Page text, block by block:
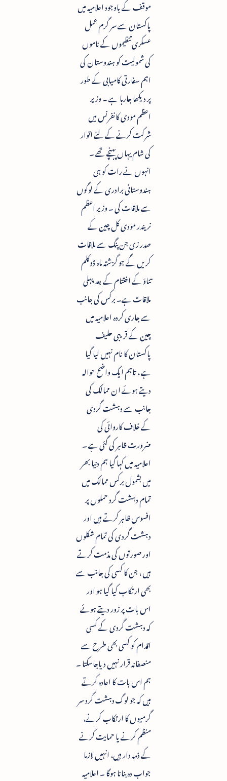
موقف کے باوجود اعلامیہ میں
پاکستان سے سر گرم عمل
عسکری تنظیموں کے ناموں
کی شمولیت کو ہندوستان کی
اہم سفارتی کامیابی کے طور
پر دیکھا جارہا ہے ۔ وزیر
اعظم مودی کانفرنس میں
شرکت کرنے کے لئے اتوار
کی شام یہاں پہنچے تھے ۔
انہوں نے رات کو ہی
ہندوستانی برادری کے لوگوں
سے ملاقات کی ۔ وزیر اعظم
نریندر مودی کل چین کے
صدر زی جن پنگ سے ملاقات
کریں گے جو گزشتہ ماہ ڈوکلم
تناؤ کے اختتام کے بعد پہلی
ملاقات ہے۔ برکس کی جانب
سے جاری کردہ اعلامیہ میں
چین کے قریبی حلیف
پاکستان کا نام نہیں لیا گیا
ہے ، تاہم ایک واضح حوالہ
دیتے ہوئے ان ممالک کی
جانب سے دہشت گردی
کے خلاف کاروائی کی
ضرورت ظاہر کی گئی ہے ۔
اعلامیہ میں کہا گیا ہم دنیا بھر
میں بشمول برکس ممالک میں
تمام دہشت گرد حملوں پر
افسوس ظاہر کرتے ہیں اور
دہشت گردی کی تمام شکلوں
اور صورتوں کی مذمت کرتے
ہیں ، جن کا کسی کی جانب سے
بھی ارتکاب کیا گیا ہو اور
اس بات پر زور دیتے ہوئے
کہ دہشت گردی کے کسی
اقدام کو کسی بھی طرح سے
منصفانہ قرار نہیں دیاجاسکتا ۔
ہم اس بات کا اعادہ کرتے
ہیں کہ جو لوگ دہشت گرد سر
گرمیوں کا ارتکاب کرنے،
منظم کرنے یا حمایت کرنے
کے ذمہ دار ہیں، انہیں لازما
جواب دہ بنانا ہوگا ۔ اعلامیہ